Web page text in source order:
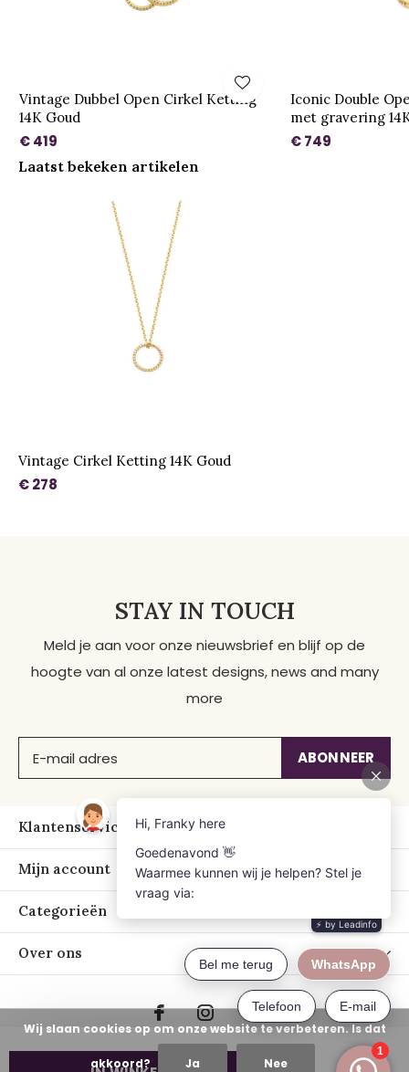
Vintage Dubbel Open Cirkel Ketting
14K Goud
€ 419
Iconic Double
met gravering
€ 749
Laatst bekeken artikelen
Vintage Cirkel Ketting 14K Goud
€ 278
STAY IN TOUCH
Meld je aan voor onze nieuwsbrief en blijf op de
hoogte van al onze latest designs, news and many
more
ABONNEER
Klantenservice
Mijn account
Categorieën
Over ons
Wij slaan cookies op om onze website te verbeteren. Is dat
akkoord? Ja Nee